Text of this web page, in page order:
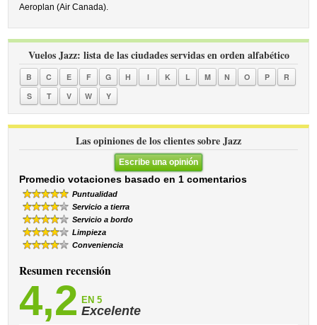
Aeroplan (Air Canada).
Vuelos Jazz: lista de las ciudades servidas en orden alfabético
B C E F G H I K L M N O P
R
S
T V W Y
Las opiniones de los clientes sobre Jazz
Escribe una opinión
Promedio votaciones basado en 1 comentarios
Puntualidad
Servicio a tierra
Servicio a bordo
Limpieza
Conveniencia
Resumen recensión
4,2 EN 5
Excelente